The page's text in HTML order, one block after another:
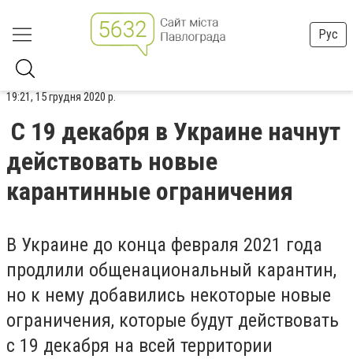
Рус
19:21, 15 грудня 2020 р.
С 19 декабря в Украине начнут
действовать новые
карантинные ограничения
В Украине до конца февраля 2021 года
продлили общенациональный карантин,
но к нему добавились некоторые новые
ограничения, которые будут действовать
с 19 декабря на всей территории